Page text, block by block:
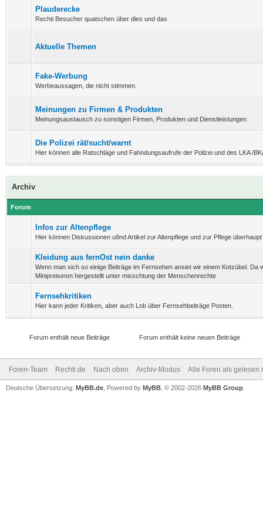
Plauderecke
Rechti Besucher quatschen über dies und das
Aktuelle Themen
Fake-Werbung
Werbeaussagen, die nicht stimmen.
Meinungen zu Firmen & Produkten
Meinungsaustausch zu sonstigen Firmen, Produkten und Dienstleistungen
Die Polizei rät/sucht/warnt
Hier können alle Ratschläge und Fahndungsaufrufe der Polizei und des LKA /
Archiv
Forum
Infos zur Altenpflege
Hier können Diskussionen u8nd Artikel zur Altenpflege und zur Pflege
Kleidung aus fernOst nein danke
Wenn man sich so einige Beiträge im Fernsehen ansiet wir einem Kotzübel. Da
Minipreisenm hergestellt unter misschtung der Menschenrechte
Fernsehkritiken
Hier kann jeder Kritiken, aber auch Lob über Fernsehbeiträge Posten.
Forum enthält neue Beiträge Forum enthält keine neuen Beiträge
Foren-Team Rechti.de Nach oben Archiv-Modus Alle Foren als gelesen
Deutsche Übersetzung: MyBB.de , Powered by MyBB , © 2002-2026 MyBB Group